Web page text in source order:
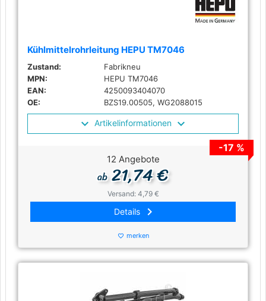
Kühlmittelrohrleitung HEPU TM7046
Zustand:
Fabrikneu
MPN:
HEPU TM7046
EAN:
4250093404070
OE:
BZS19.00505, WG2088015
Artikelinformationen
-17 %
12 Angebote
ab21,74 €
Versand: 4,79 €
Details keyboard_arrow_right
favorite_border merken